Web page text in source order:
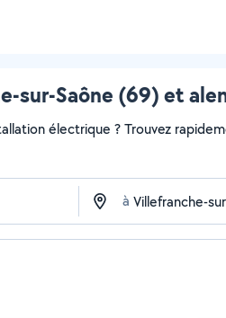
sur-Saône (69) et
électrique ? Trouvez
à